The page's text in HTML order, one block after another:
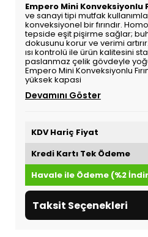
Empero Mini Konveksiyonlu
ve sanayi tipi mutfak
konveksiyonel bir fırındır.
tepside eşit pişirme sağlar;
dokusunu korur ve verimi
ısı kontrolü ile ürün kalitesini
paslanmaz çelik gövdeyle
Empero Mini Konveksiyonlu
yüksek kapasi
Devamını Göster
KDV Hariç Fiyat
Kredi Kartı Tek Ödeme
Havale ile Ödeme (%2
Taksit Seçenekleri